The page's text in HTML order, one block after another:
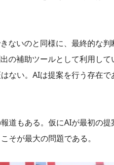
ないのと同様に、最終的な判
の補助ツールとして利用し
ない。AIは提案を行う存在
道もある。仮にAIが最初の提
そが最大の問題である。